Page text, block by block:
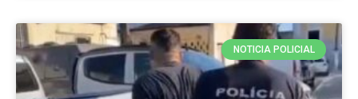
NOTICIA POLICIAL